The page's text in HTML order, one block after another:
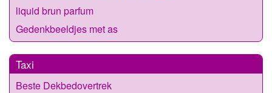
liquid brun parfum
Gedenkbeeldjes met as
Taxi
Beste Dekbedovertrek